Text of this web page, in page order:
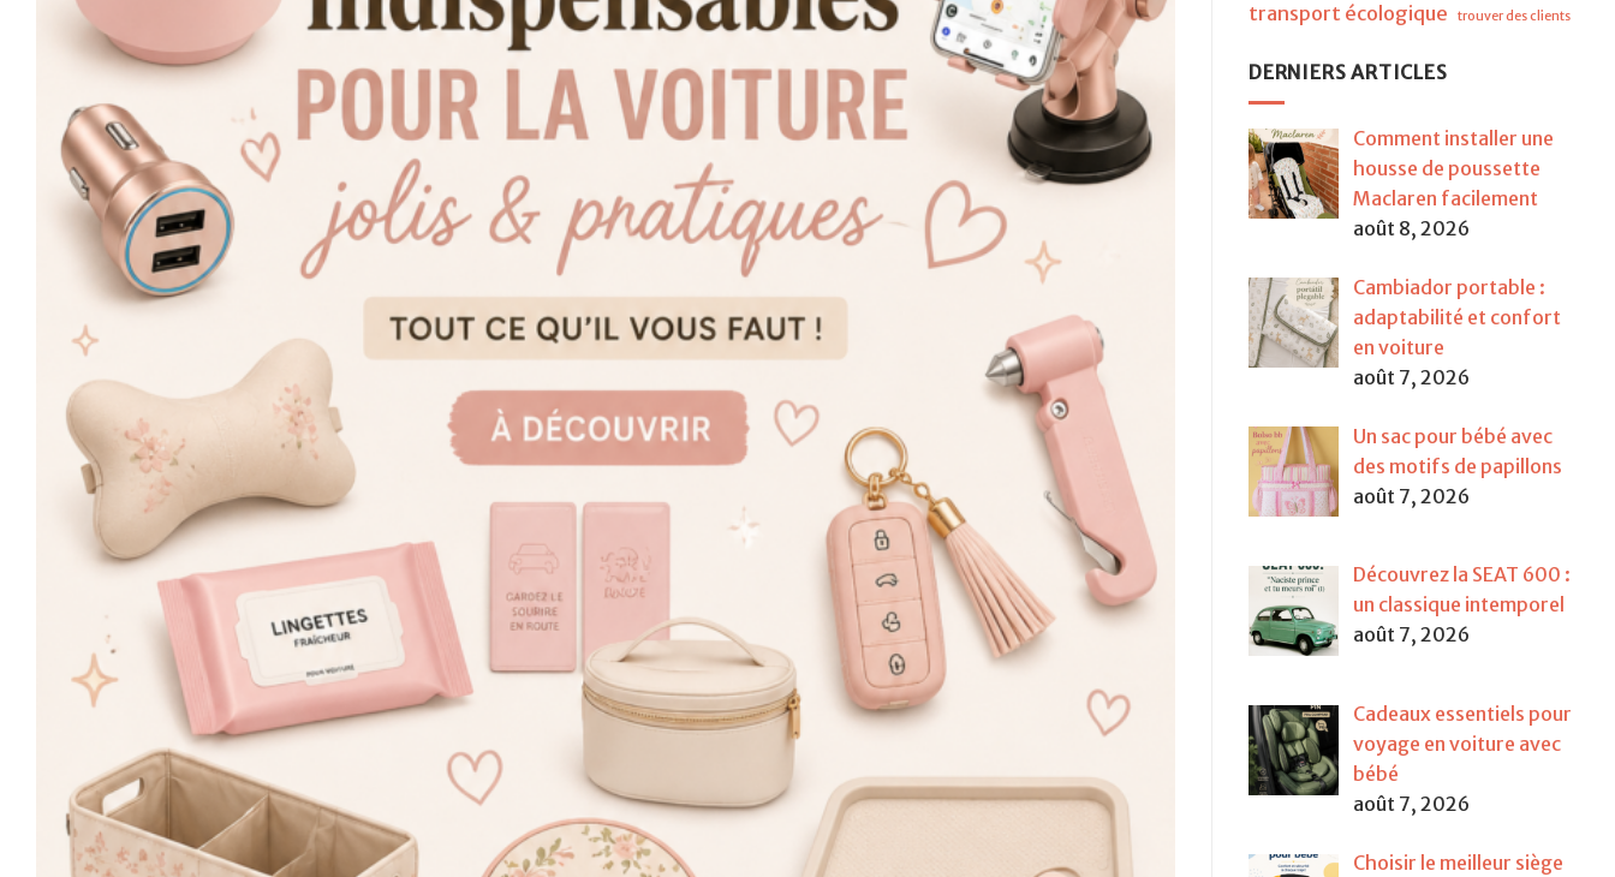
transport écologique trouver des clients
DERNIERS ARTICLES
Comment installer une
housse de poussette
Maclaren facilement
août 8, 2026
Cambiador portable :
adaptabilité et confort
en voiture
août 7, 2026
Un sac pour bébé avec
des motifs de papillons
août 7, 2026
Découvrez la SEAT 600 :
un classique intemporel
août 7, 2026
Cadeaux essentiels pour
voyage en voiture avec
bébé
août 7, 2026
Choisir le meilleur siège